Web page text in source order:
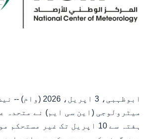
ابوظہبی، 3 اپریل،
میٹرولوجی (این سی ایم) نے متحدہ
ہفتہ سے 10 اپریل تک غیر